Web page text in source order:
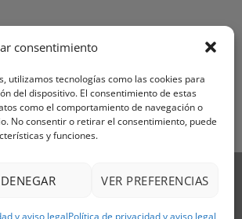
consentimiento
utilizamos tecnologías como las cookies para
del dispositivo. El consentimiento de estas
como el comportamiento de navegación o
No consentir o retirar el consentimiento, puede
y funciones.
DENEGAR VER PREFERENCIAS
Stripe MasterCard
Cash
Delivery